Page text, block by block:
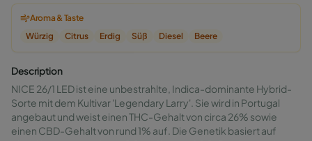
Aroma & Taste
Würzig
Citrus Erdig Süß Diesel Beere
Description
NICE 26/1 LED ist eine unbestrahlte, Indica-dominante Hybrid-
Sorte mit dem Kultivar 'Legendary Larry'. Sie wird in Portugal
angebaut und weist einen THC-Gehalt von circa 26% sowie
einen CBD-Gehalt von rund 1% auf. Die Genetik basiert auf